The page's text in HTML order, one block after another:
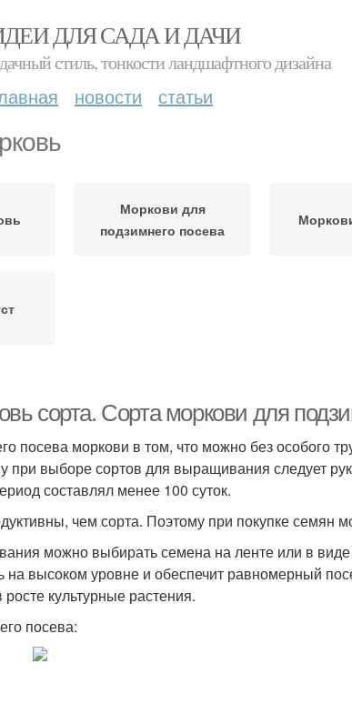
ДЛЯ САДА И ДАЧИ
стиль, тонкости ландшафтного дизайна
новости статьи
Моркови для
подзимнего посева
сорта. Сорта моркови для
посева моркови в том, что можно без особого
при выборе сортов для выращивания следует
составлял менее 100 суток.
чем сорта. Поэтому при покупке семян
можно выбирать семена на ленте или в
на высоком уровне и обеспечит равномерный
культурные растения.
посева: